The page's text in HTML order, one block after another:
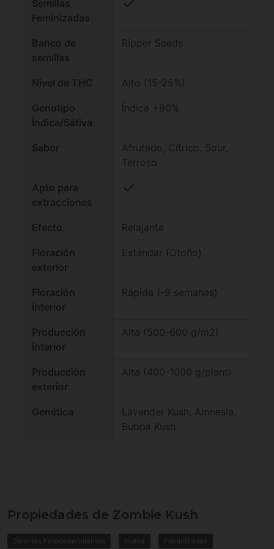
Semillas
Feminizadas
check
Banco de
semillas
Ripper Seeds
Nivel de THC Alto (15-25%)
Genotipo
Índica/Sátiva
Índica +90%
Sabor
Afrutado, Cítrico, Sour,
Terroso
Apto para
extracciones
check
Efecto Relajante
Floración
exterior
Estándar (Otoño)
Floración
interior
Rápida (-9 semanas)
Producción
interior
Alta (500-600 g/m2)
Producción
exterior
Alta (400-1000 g/plant)
Genética
Lavender Kush, Amnesia,
Bubba Kush
Propiedades de Zombie Kush
Semillas Fotodependientes Indica Feminizadas